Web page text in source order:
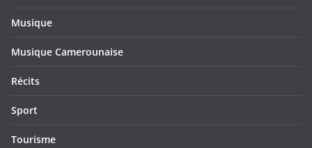
Musique
Musique Camerounaise
Récits
Sport
Tourisme